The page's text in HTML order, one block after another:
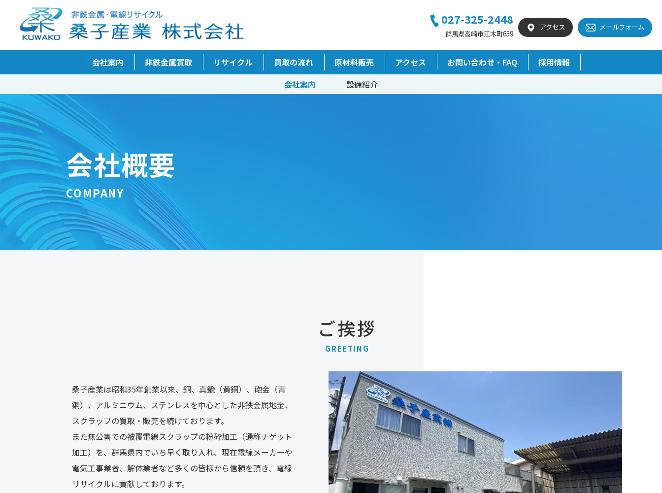
027-325-2448
群馬県高崎市江木町659
アクセス メールフォーム
会社案内 非鉄金属買取 リサイクル 買取の流れ 原材料販売 アクセス お問い合わせ・FAQ
採用情報
会社案内
設備紹介
会社概要
COMPANY
ご挨拶
GREETING
桑子産業は昭和35年創業以来、銅、真鍮（黄銅）、砲金（青
銅）、アルミニウム、ステンレスを中心とした非鉄金属地金、
スクラップの買取・販売を続けております。
また無公害での被覆電線スクラップの粉砕加工（通称ナゲット
加工）を、群馬県内でいち早く取り入れ、現在電線メーカーや
電気工事業者、解体業者など多くの皆様から信頼を頂き、電線
リサイクルに貢献しております。